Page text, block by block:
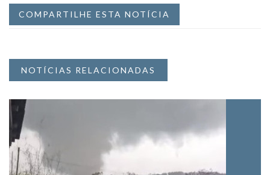
COMPARTILHE ESTA NOTÍCIA
NOTÍCIAS RELACIONADAS